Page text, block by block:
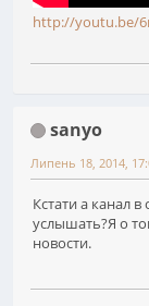
http://youtu.be/
sanyo
Липень 18, 2014,
Кстати а канал
услышать?Я о
новости.